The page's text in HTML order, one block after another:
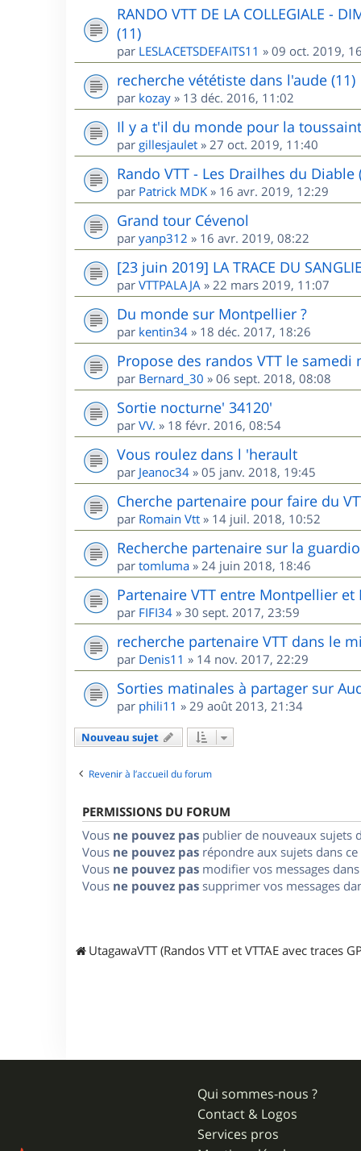
RANDO VTT DE LA COLLEGIALE -
(11)
par LESLACETSDEFAITS11 » 09 oct. 2019,
recherche vététiste dans l'aude (11)
par kozay » 13 déc. 2016, 11:02
Il y a t'il du monde pour la
par gillesjaulet » 27 oct. 2019, 11:40
Rando VTT - Les Drailhes du Diable
par Patrick MDK » 16 avr. 2019, 12:29
Grand tour Cévenol
par yanp312 » 16 avr. 2019, 08:22
[23 juin 2019] LA TRACE DU
par VTTPALAJA » 22 mars 2019, 11:07
Du monde sur Montpellier ?
par kentin34 » 18 déc. 2017, 18:26
Propose des randos VTT le
par Bernard_30 » 06 sept. 2018, 08:08
Sortie nocturne' 34120'
par VV. » 18 févr. 2016, 08:54
Vous roulez dans l 'herault
par Jeanoc34 » 05 janv. 2018, 19:45
Cherche partenaire pour faire du
par Romain Vtt » 14 juil. 2018, 10:52
Recherche partenaire sur la
par tomluma » 24 juin 2018, 18:46
Partenaire VTT entre Montpellier et
par FIFI34 » 30 sept. 2017, 23:59
recherche partenaire VTT dans le
par Denis11 » 14 nov. 2017, 22:29
Sorties matinales à partager sur
par phili11 » 29 août 2013, 21:34
Nouveau sujet
Revenir à l’accueil du forum
PERMISSIONS DU FORUM
Vous ne pouvez pas publier de nouveaux sujets
Vous ne pouvez pas répondre aux sujets dans
Vous ne pouvez pas modifier vos messages
Vous ne pouvez pas supprimer vos messages
UtagawaVTT (Randos VTT et VTTAE avec traces
Qui sommes-nous ?
Contact & Logos
Services pros